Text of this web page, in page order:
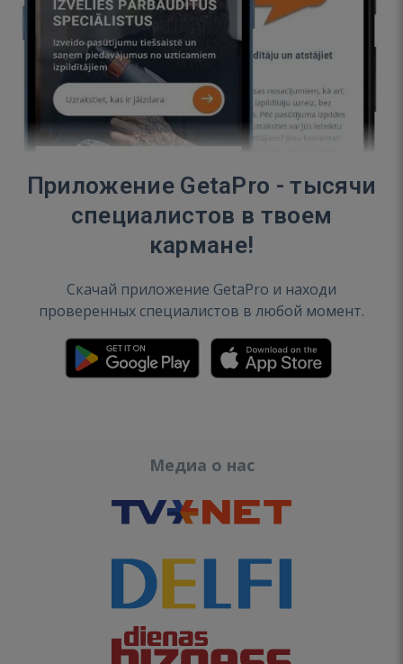
Приложение GetaPro - тысячи
специалистов в твоем
кармане!
Скачай приложение GetaPro и находи
проверенных специалистов в любой момент.
Медиа о нас